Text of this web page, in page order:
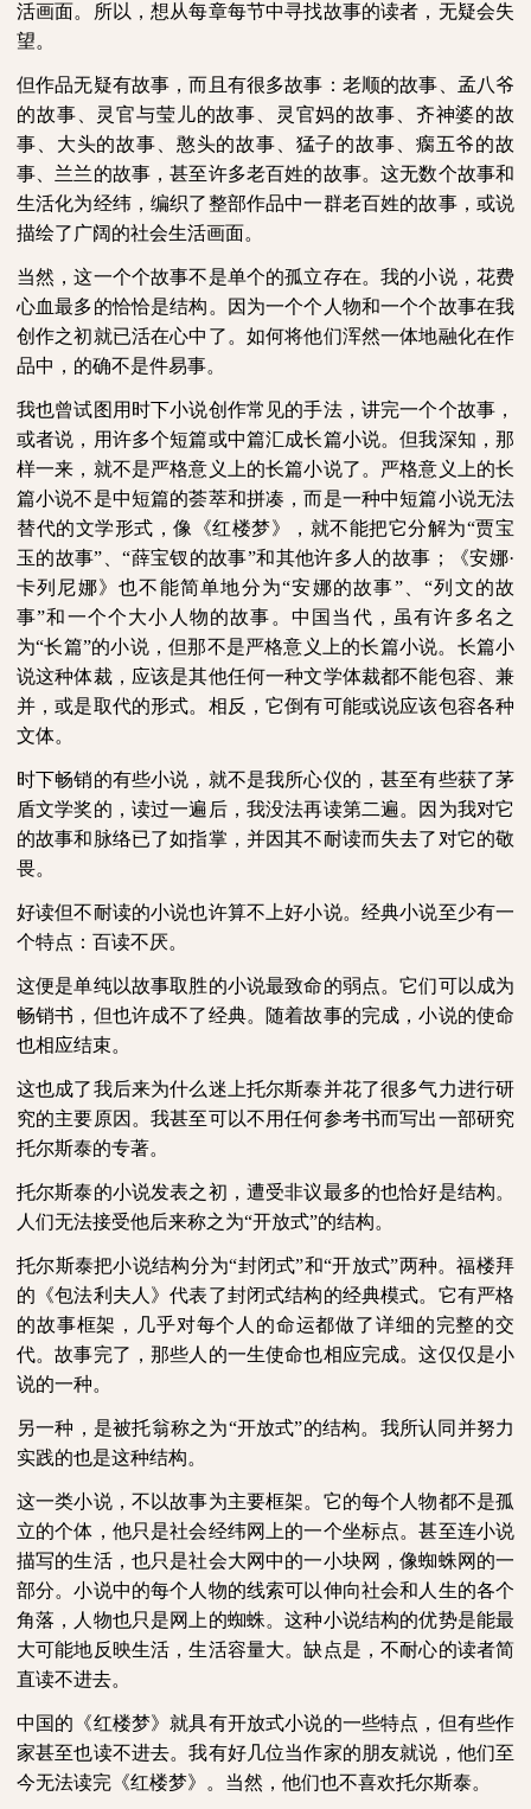
活画面。所以，想从每章每节中寻找故事的读者，无疑会失
望。
但作品无疑有故事，而且有很多故事：老顺的故事、孟八爷
的故事、灵官与莹儿的故事、灵官妈的故事、齐神婆的故
事、大头的故事、憨头的故事、猛子的故事、瘸五爷的故
事、兰兰的故事，甚至许多老百姓的故事。这无数个故事和
生活化为经纬，编织了整部作品中一群老百姓的故事，或说
描绘了广阔的社会生活画面。
当然，这一个个故事不是单个的孤立存在。我的小说，花费
心血最多的恰恰是结构。因为一个个人物和一个个故事在我
创作之初就已活在心中了。如何将他们浑然一体地融化在作
品中，的确不是件易事。
我也曾试图用时下小说创作常见的手法，讲完一个个故事，
或者说，用许多个短篇或中篇汇成长篇小说。但我深知，那
样一来，就不是严格意义上的长篇小说了。严格意义上的长
篇小说不是中短篇的荟萃和拼凑，而是一种中短篇小说无法
替代的文学形式，像《红楼梦》，就不能把它分解为“贾宝
玉的故事”、“薛宝钗的故事”和其他许多人的故事；《安娜·
卡列尼娜》也不能简单地分为“安娜的故事”、“列文的故
事”和一个个大小人物的故事。中国当代，虽有许多名之
为“长篇”的小说，但那不是严格意义上的长篇小说。长篇小
说这种体裁，应该是其他任何一种文学体裁都不能包容、兼
并，或是取代的形式。相反，它倒有可能或说应该包容各种
文体。
时下畅销的有些小说，就不是我所心仪的，甚至有些获了茅
盾文学奖的，读过一遍后，我没法再读第二遍。因为我对它
的故事和脉络已了如指掌，并因其不耐读而失去了对它的敬
畏。
好读但不耐读的小说也许算不上好小说。经典小说至少有一
个特点：百读不厌。
这便是单纯以故事取胜的小说最致命的弱点。它们可以成为
畅销书，但也许成不了经典。随着故事的完成，小说的使命
也相应结束。
这也成了我后来为什么迷上托尔斯泰并花了很多气力进行研
究的主要原因。我甚至可以不用任何参考书而写出一部研究
托尔斯泰的专著。
托尔斯泰的小说发表之初，遭受非议最多的也恰好是结构。
人们无法接受他后来称之为“开放式”的结构。
托尔斯泰把小说结构分为“封闭式”和“开放式”两种。福楼拜
的《包法利夫人》代表了封闭式结构的经典模式。它有严格
的故事框架，几乎对每个人的命运都做了详细的完整的交
代。故事完了，那些人的一生使命也相应完成。这仅仅是小
说的一种。
另一种，是被托翁称之为“开放式”的结构。我所认同并努力
实践的也是这种结构。
这一类小说，不以故事为主要框架。它的每个人物都不是孤
立的个体，他只是社会经纬网上的一个坐标点。甚至连小说
描写的生活，也只是社会大网中的一小块网，像蜘蛛网的一
部分。小说中的每个人物的线索可以伸向社会和人生的各个
角落，人物也只是网上的蜘蛛。这种小说结构的优势是能最
大可能地反映生活，生活容量大。缺点是，不耐心的读者简
直读不进去。
中国的《红楼梦》就具有开放式小说的一些特点，但有些作
家甚至也读不进去。我有好几位当作家的朋友就说，他们至
今无法读完《红楼梦》。当然，他们也不喜欢托尔斯泰。